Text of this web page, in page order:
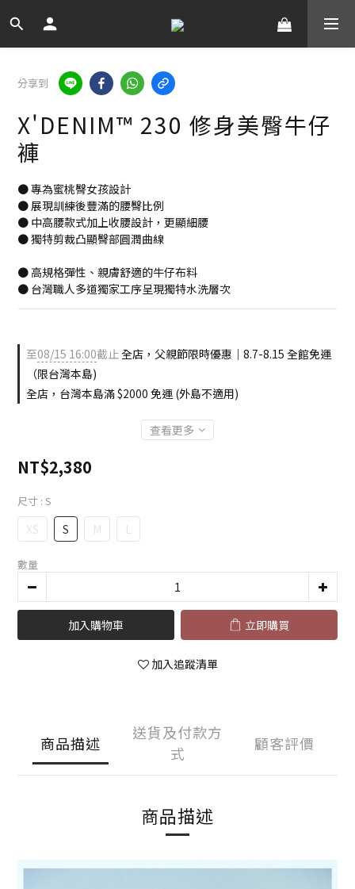
分享到
X'DENIM™ 230 修身美臀牛仔
褲
● 專為蜜桃臀女孩設計
● 展現訓練後豐滿的腰臀比例
● 中高腰款式加上收腰設計，更顯細腰
● 獨特剪裁凸顯臀部圓潤曲線
● 高規格彈性、親膚舒適的牛仔布料
● 台灣職人多道獨家工序呈現獨特水洗層次
至08/15 16:00截止全店，父親節限時優惠｜8.7-8.15 全館免運
（限台灣本島)
全店，台灣本島滿 $2000 免運 (外島不適用)
查看更多
NT$2,380
尺寸 : S
XS S M L
數量
加入購物車 立即購買
加入追蹤清單
商品描述
送貨及付款方
式
顧客評價
商品描述